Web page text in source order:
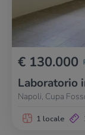
€ 130.000
Laboratorio
Napoli, Cupa
1 locale